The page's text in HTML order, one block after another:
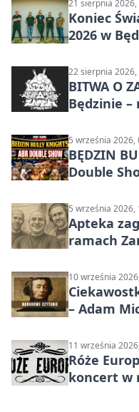
21 sierpnia 2026,
Koniec
2026 w
22 sierpnia 2026,
BITWA O
Będzinie
5 września 2026,
BĘDZIN
Double
5 września 2026,
Apteka
ramach
10 września
– Adam
11 września
Róże
koncert w